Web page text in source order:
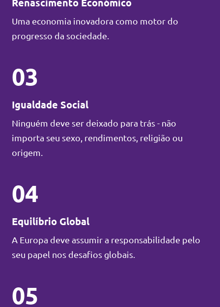
Renascimento Económico
Uma economia inovadora como motor do
progresso da sociedade.
03
Igualdade Social
Ninguém deve ser deixado para trás - não
importa seu sexo, rendimentos, religião ou
origem.
04
Equilíbrio Global
A Europa deve assumir a responsabilidade pelo
seu papel nos desafios globais.
05